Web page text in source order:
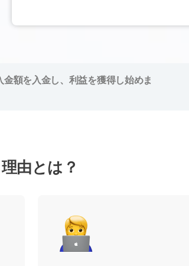
金額を入金し、利益を獲得し始めま
由とは？